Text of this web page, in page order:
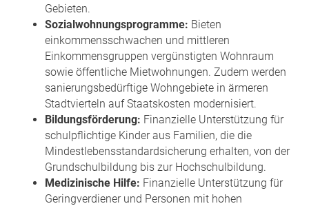
Gebieten.
Sozialwohnungsprogramme: Bieten
einkommensschwachen und mittleren
Einkommensgruppen vergünstigten Wohnraum
sowie öffentliche Mietwohnungen. Zudem werden
sanierungsbedürftige Wohngebiete in ärmeren
Stadtvierteln auf Staatskosten modernisiert.
Bildungsförderung: Finanzielle Unterstützung für
schulpflichtige Kinder aus Familien, die die
Mindestlebensstandardsicherung erhalten, von der
Grundschulbildung bis zur Hochschulbildung.
Medizinische Hilfe: Finanzielle Unterstützung für
Geringverdiener und Personen mit hohen